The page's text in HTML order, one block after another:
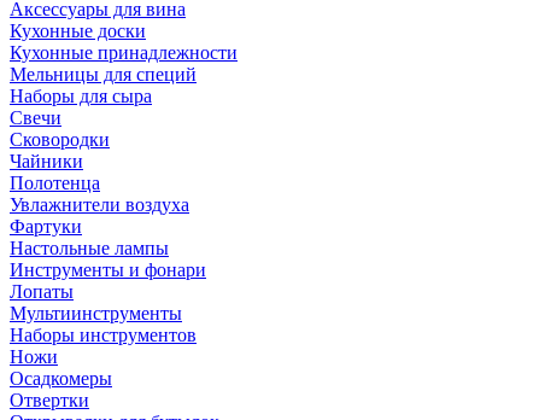
Аксессуары для вина
Кухонные доски
Кухонные принадлежности
Мельницы для специй
Наборы для сыра
Свечи
Сковородки
Чайники
Полотенца
Увлажнители воздуха
Фартуки
Настольные лампы
Инструменты и фонари
Лопаты
Мультиинструменты
Наборы инструментов
Ножи
Осадкомеры
Отвертки